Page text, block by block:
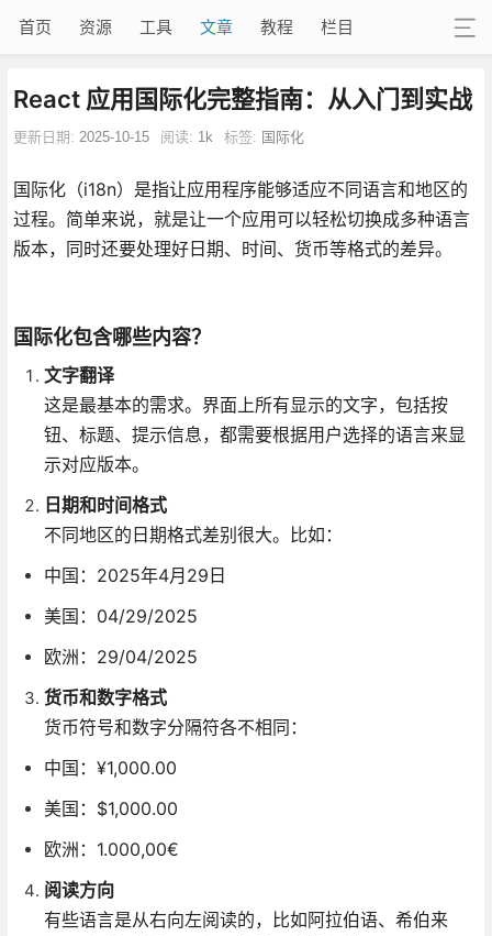
首页 资源 工具 文章 教程 栏目
React 应用国际化完整指南：从入门到实战
更新日期: 2025-10-15 阅读: 1k 标签: 国际化
国际化（i18n）是指让应用程序能够适应不同语言和地区的
过程。简单来说，就是让一个应用可以轻松切换成多种语言
版本，同时还要处理好日期、时间、货币等格式的差异。
国际化包含哪些内容？
文字翻译
这是最基本的需求。界面上所有显示的文字，包括按
钮、标题、提示信息，都需要根据用户选择的语言来显
示对应版本。
日期和时间格式
不同地区的日期格式差别很大。比如：
中国：2025年4月29日
美国：04/29/2025
欧洲：29/04/2025
货币和数字格式
货币符号和数字分隔符各不相同：
中国：¥1,000.00
美国：$1,000.00
欧洲：1.000,00€
阅读方向
有些语言是从右向左阅读的，比如阿拉伯语、希伯来